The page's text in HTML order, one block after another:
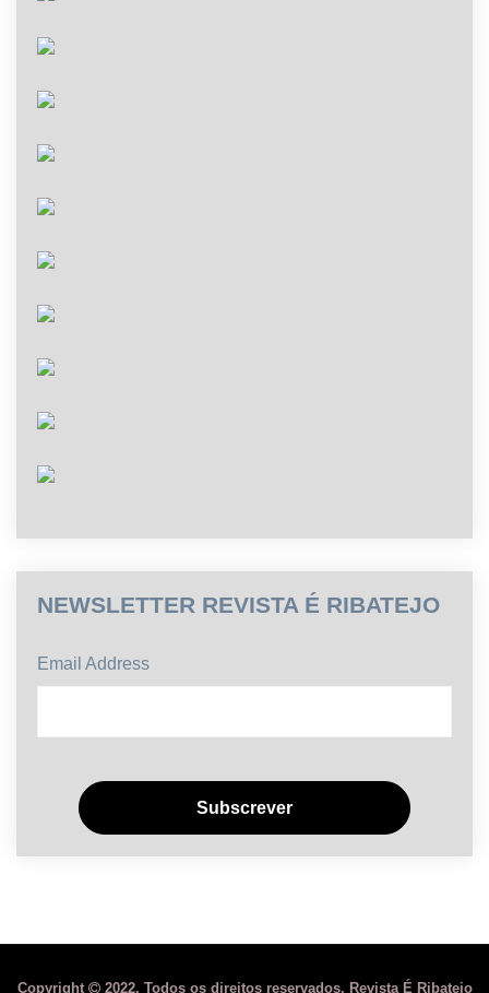
NEWSLETTER REVISTA É RIBATEJO
Email Address
Copyright 2022. Todos os direitos reservados. Revista É Ribatejo